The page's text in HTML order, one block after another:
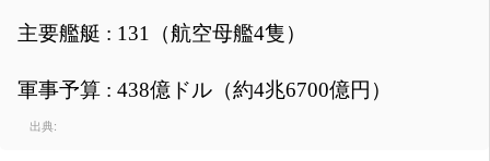
主要艦艇 : 131（航空母艦4隻）
軍事予算 : 438億ドル（約4兆6700億円）
出典: